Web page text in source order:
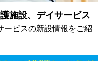
施設、デイサービス
ービスの新設情報をご紹